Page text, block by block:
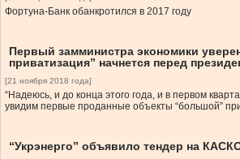
Фортуна-Банк обанкротился в 2017 году
Первый замминистра экономики
приватизация” начнется перед
[21 ноября 2018 года]
“Надеюсь, и до конца этого года, и в первом
увидим первые проданные объекты “большой”
“Укрэнерго” объявило тендер на